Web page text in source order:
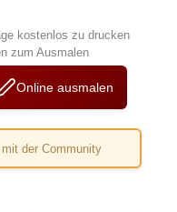
kostenlos zu drucken
zum Ausmalen
Online ausmalen
der Community